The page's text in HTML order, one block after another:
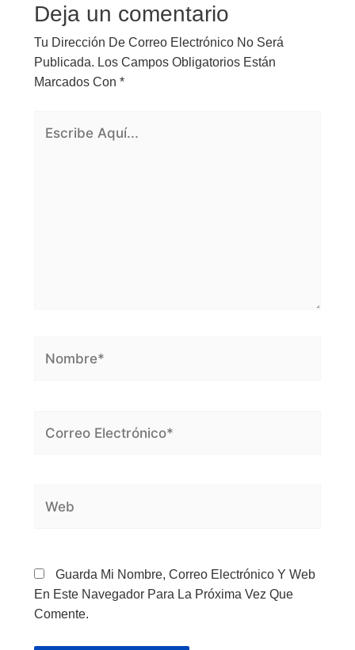
Deja un comentario
Tu Dirección De Correo Electrónico No Será
Publicada. Los Campos Obligatorios Están
Marcados Con *
Aquí...
Electrónico*
Guarda Mi Nombre, Correo Electrónico Y Web
En Este Navegador Para La Próxima Vez Que
Comente.